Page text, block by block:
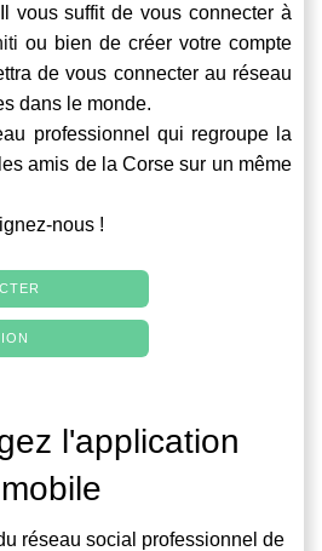
vous suffit de vous connecter à
ou bien de créer votre compte
de vous connecter au réseau
dans le monde.
professionnel qui regroupe la
amis de la Corse sur un même
nous !
l'application
mobile
réseau social professionnel de